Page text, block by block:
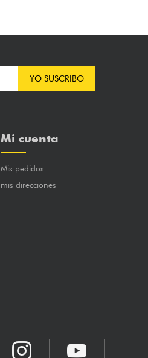
YO SUSCRIBO
Mi cuenta
Mis pedidos
mis direcciones